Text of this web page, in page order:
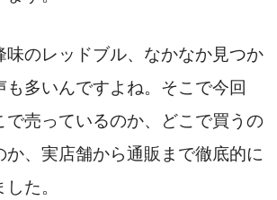
味のレッドブル、なかなか見つか
も多いんですよね。そこで今回
で売っているのか、どこで買うの
か、実店舗から通販まで徹底的に
た。